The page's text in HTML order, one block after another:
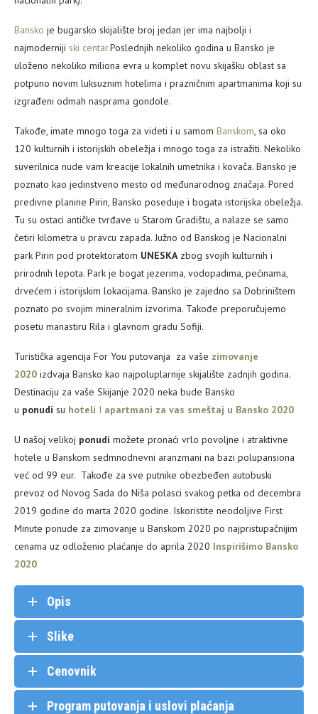
Bansko je bugarsko skijalište broj jedan jer ima najbolji i
najmoderniji ski centar.Poslednjih nekoliko godina u Bansko je
uloženo nekoliko miliona evra u komplet novu skijašku oblast sa
potpuno novim luksuznim hotelima i prazničnim apartmanima koji su
izgrađeni odmah nasprama gondole.
Takođe, imate mnogo toga za videti i u samom Banskom , sa oko
120 kulturnih i istorijskih obeležja i mnogo toga za istražiti. Nekoliko
suverilnica nude vam kreacije lokalnih umetnika i kovača. Bansko je
poznato kao jedinstveno mesto od međunarodnog značaja. Pored
predivne planine Pirin, Bansko poseduje i bogata istorijska obeležja.
Tu su ostaci antičke tvrđave u Starom Gradištu, a nalaze se samo
četiri kilometra u pravcu zapada. Južno od Banskog je Nacionalni
park Pirin pod protektoratom UNESKA zbog svojih kulturnih i
prirodnih lepota. Park je bogat jezerima, vodopadima, pećinama,
drvećem i istorijskim lokacijama. Bansko je zajedno sa Dobriništem
poznato po svojim mineralnim izvorima. Takođe preporučujemo
posetu manastiru Rila i glavnom gradu Sofiji.
Turistička agencija For You putovanja za vaše zimovanje
2020 izdvaja Bansko kao najpoluplarnije skijalište zadnjih godina.
Destinaciju za vaše Skijanje 2020 neka bude Bansko
u ponudi su hoteli I apartmani za vas smeštaj u Bansko 2020
U našoj velikoj ponudi možete pronaći vrlo povoljne i atraktivne
hotele u Banskom sedmnodnevni aranzmani na bazi polupansiona
već od 99 eur. Takođe za sve putnike obezbeđen autobuski
prevoz od Novog Sada do Niša polasci svakog petka od decembra
2019 godine do marta 2020 godine. Iskoristite neodoljive First
Minute ponude za zimovanje u Banskom 2020 po najpristupačnijim
cenama uz odloženio plaćanje do aprila 2020 Inspirišimo Bansko
2020
Opis
Slike
Cenovnik
Program putovanja i uslovi plaćanja